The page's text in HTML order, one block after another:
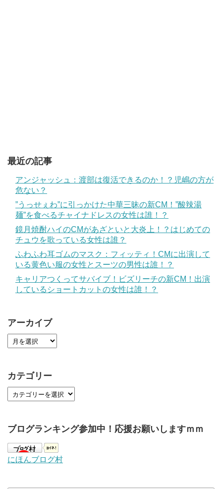
最近の記事
アンジャッシュ：渡部は復活できるのか！？児嶋の方が
危ない？
”うっせぇわ”に引っかけた中華三昧の新CM！”酸辣湯
麺”を食べるチャイナドレスの女性は誰！？
鏡月焼酎ハイのCMがあざといと大炎上！？はじめての
チュウを歌っている女性は誰？
ふわふわ耳ゴムのマスク：フィッティ！CMに出演して
いる黄色い服の女性とスーツの男性は誰！？
キャリアつくってサバイブ！ビズリーチの新CM！出演
しているショートカットの女性は誰！？
アーカイブ
カテゴリー
ブログランキング参加中！応援お願いしますｍｍ
にほんブログ村